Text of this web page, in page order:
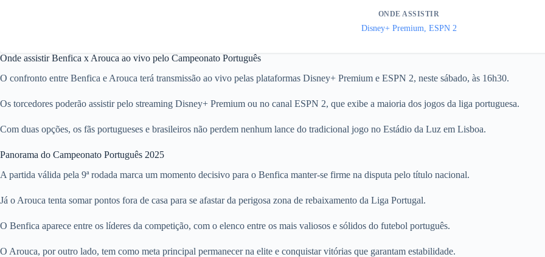
ONDE ASSISTIR
Disney+ Premium, ESPN 2
Onde assistir Benfica x Arouca ao vivo pelo Campeonato Português
O confronto entre Benfica e Arouca terá transmissão ao vivo pelas plataformas Disney+ Premium e ESPN 2, neste sábado, às 16h30.
Os torcedores poderão assistir pelo streaming Disney+ Premium ou no canal ESPN 2, que exibe a maioria dos jogos da liga portuguesa.
Com duas opções, os fãs portugueses e brasileiros não perdem nenhum lance do tradicional jogo no Estádio da Luz em Lisboa.
Panorama do Campeonato Português 2025
A partida válida pela 9ª rodada marca um momento decisivo para o Benfica manter-se firme na disputa pelo título nacional.
Já o Arouca tenta somar pontos fora de casa para se afastar da perigosa zona de rebaixamento da Liga Portugal.
O Benfica aparece entre os líderes da competição, com o elenco entre os mais valiosos e sólidos do futebol português.
O Arouca, por outro lado, tem como meta principal permanecer na elite e conquistar vitórias que garantam estabilidade.